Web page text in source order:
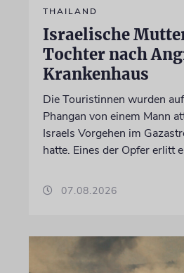
THAILAND
Israelische
Tochter nach
Krankenhaus
Die Touristinnen wurden
Phangan von einem Mann
Israels Vorgehen im
hatte. Eines der Opfer erlitt
07.08.2026